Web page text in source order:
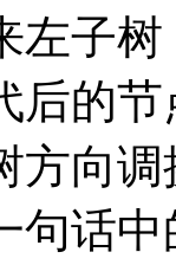
左子
后的
方向
句话